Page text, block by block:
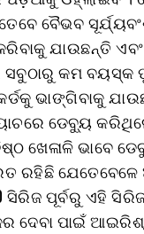
ବୈଭବ
ଯାଉଛନ୍ତି
ସବୁଠାରୁ କମ
ଭାଙ୍ଗିବାକୁ
ଡେବ୍ୟୁ
ଖେଳାଳି ଭାବେ
ରହିଛି
ସିରିଜ ପୂର୍ବରୁ ଏହି
ଦେବା ପାଇଁ